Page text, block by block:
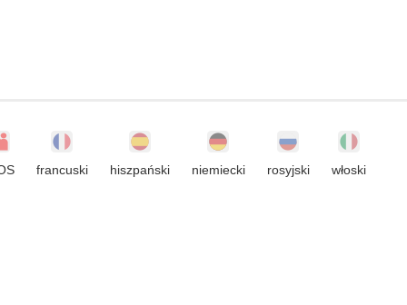
francuski hiszpański niemiecki rosyjski włoski